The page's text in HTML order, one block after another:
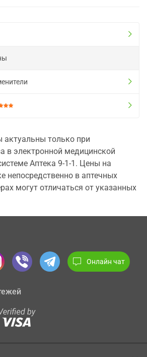
актуальны только при
в электронной медицинской
Аптека 9-1-1. Цены на
непосредственно в аптечных
могут отличаться от указанных
Онлайн чат